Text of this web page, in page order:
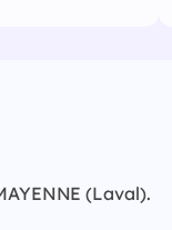
(Laval).